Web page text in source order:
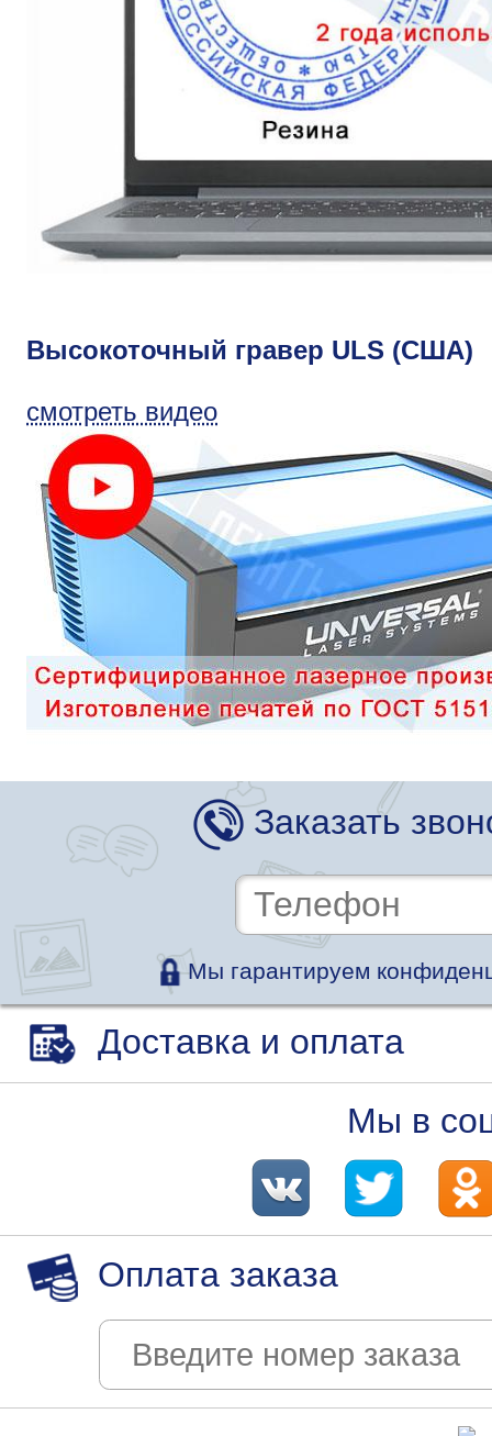
Высокоточный гравер ULS (США)
смотреть видео
Заказать
Мы гарантируем
Доставка и оплата
Мы в
Оплата заказа